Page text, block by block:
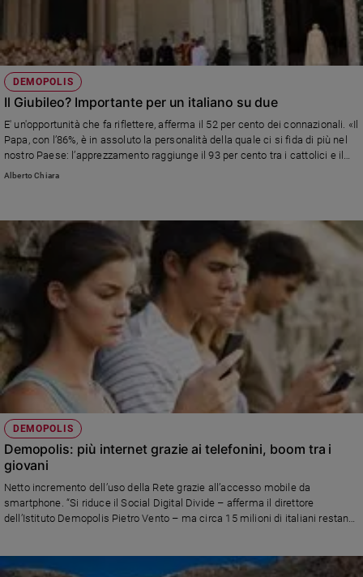
DEMOPOLIS
Il Giubileo? Importante per un italiano su due
E' un'opportunità che fa riflettere, afferma il 52 per cento dei connazionali. «Il
Papa, con l’86%, è in assoluto la personalità della quale ci si fida di più nel
nostro Paese: l’apprezzamento raggiunge il 93 per cento tra i cattolici e il
67% anche tra chi si dichiara non cattolico o non credente», dice il direttore
Alberto Chiara
DEMOPOLIS
Demopolis: più internet grazie ai telefonini, boom tra i
giovani
Netto incremento dell’uso della Rete grazie all’accesso mobile da
smartphone. “Si riduce il Social Digital Divide – afferma il direttore
dell’Istituto Demopolis Pietro Vento – ma circa 15 milioni di italiani restano
Network. E i più giovani, secondo i dati Demopolis, risultano “connessi” per